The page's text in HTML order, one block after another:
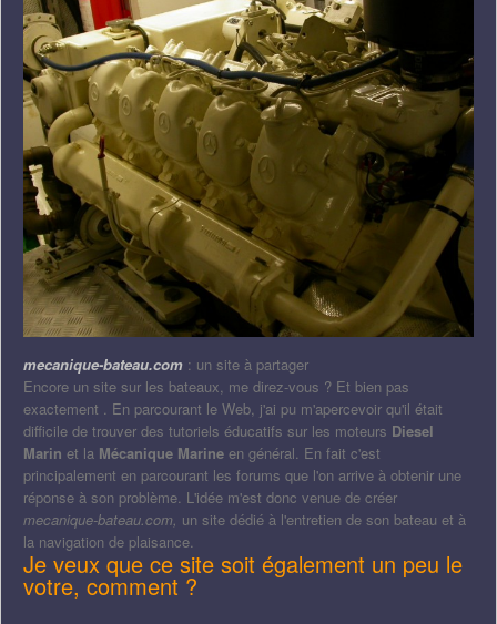
mecanique-bateau.com : un site à partager
Encore un site sur les bateaux, me direz-vous ? Et bien pas
exactement . En parcourant le Web, j'ai pu m'apercevoir qu'il était
difficile de trouver des tutoriels éducatifs sur les moteurs Diesel
Marin et la Mécanique Marine en général. En fait c'est
principalement en parcourant les forums que l'on arrive à obtenir une
réponse à son problème. L'idée m'est donc venue de créer
mecanique-bateau.com, un site dédié à l'entretien de son bateau et à
la navigation de plaisance.
Je veux que ce site soit également un peu le
votre, comment ?